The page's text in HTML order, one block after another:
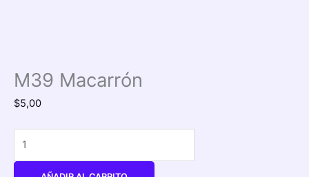
M39 Macarrón
$5,00